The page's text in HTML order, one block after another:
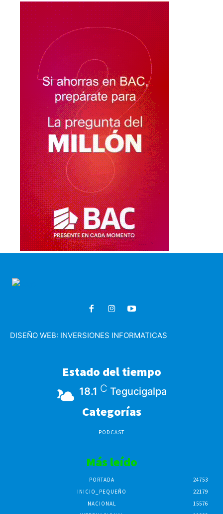
DISEÑO WEB: INVERSIONES INFORMATICAS
Estado del tiempo
18.1 C Tegucigalpa
Categorías
PODCAST
Más leído
PORTADA
24753
INICIO_PEQUEÑO
22179
NACIONAL
15576